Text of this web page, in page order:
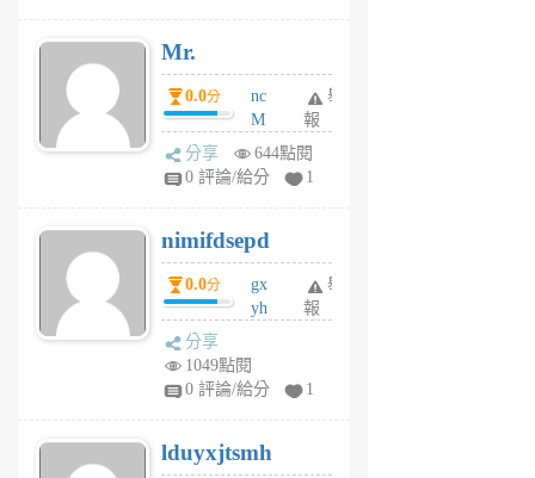
Mr.
0.0分
nc
M
U
F
U
5
個
月
舉
報
分享
644點閱
0 評論/給分
1
nimifdsepd
0.0分
gx
yh
jl
月
舉
報
分享
1049點閱
0 評論/給分
1
lduyxjtsmh